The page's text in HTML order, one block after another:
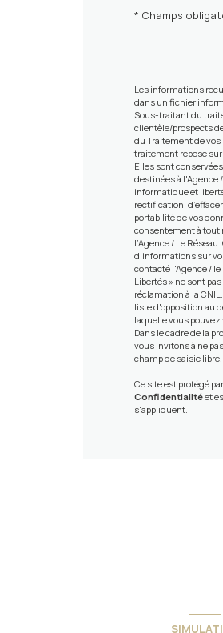
* Champs
Les informations
dans un fichier
Sous-traitant du
clientèle/prospects
du Traitement de vos
traitement repose
Elles sont
destinées à l'Agence
informatique et
rectification,
portabilité de vos
consentement à
l’Agence / Le
d’informations sur
contacté l'Agence /
Libertés » ne sont
réclamation à la
liste d'opposition au
laquelle vous
Dans le cadre de la
vous invitons à ne
champ de saisie libre.
Ce site est protégé
Confidentialitéet es
s'appliquent.